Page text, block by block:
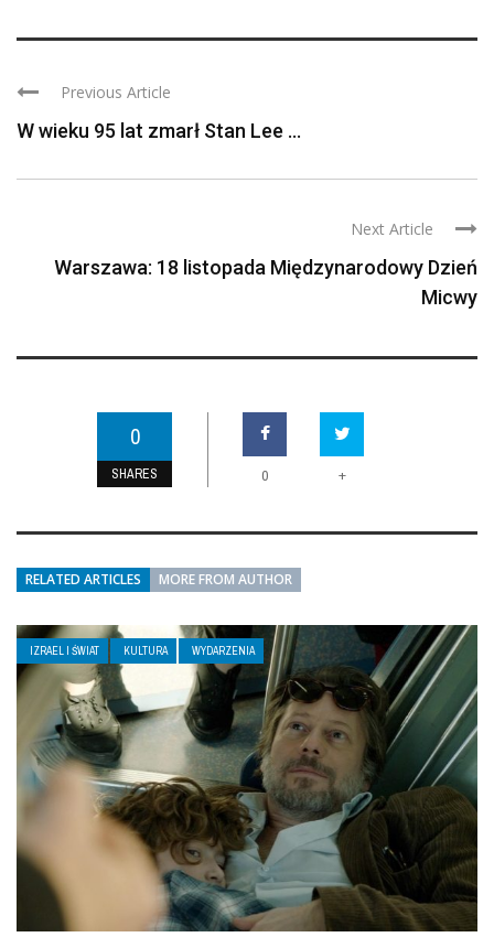
Previous Article
W wieku 95 lat zmarł Stan Lee ...
Next Article
Warszawa: 18 listopada Międzynarodowy Dzień
Micwy
0
SHARES 0 +
RELATED ARTICLES MORE FROM AUTHOR
IZRAEL I ŚWIAT KULTURA WYDARZENIA